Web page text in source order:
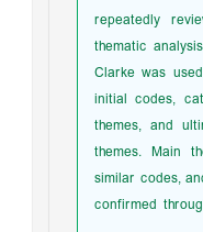
repeatedly
thematic
Clarke was
initial codes,
themes, and
themes. Main
similar codes,
confirmed